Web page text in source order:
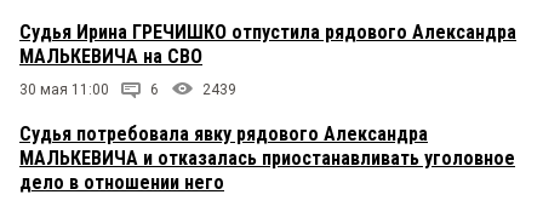
Судья Ирина ГРЕЧИШКО отпустила рядового Александра
МАЛЬКЕВИЧА на СВО
30 мая 11:00 6 2439
Судья потребовала явку рядового Александра
МАЛЬКЕВИЧА и отказалась приостанавливать уголовное
дело в отношении него